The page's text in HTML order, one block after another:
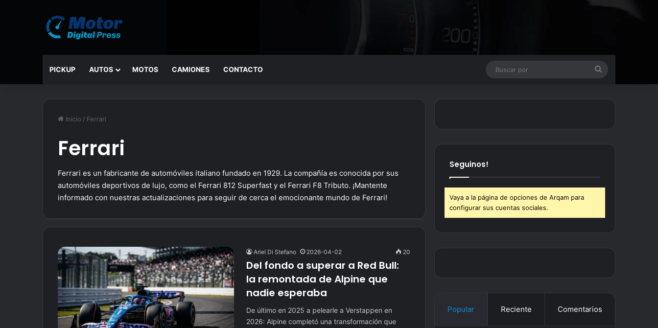
PICKUP AUTOS MOTOS CAMIONES CONTACTO
Inicio / Ferrari
Ferrari
Ferrari es un fabricante de automóviles italiano fundado en 1929. La compañía es conocida por sus
automóviles deportivos de lujo, como el Ferrari 812 Superfast y el Ferrari F8 Tributo. ¡Mantente
informado con nuestras actualizaciones para seguir de cerca el emocionante mundo de Ferrari!
Ariel Di Stefano 2026-04-02 20
Del fondo a superar a Red Bull:
la remontada de Alpine que
nadie esperaba
De último en 2025 a pelearle a Verstappen en
2026: Alpine completó una transformación que
Seguinos!
Vaya a la página de opciones de Arqam para
configurar sus cuentas sociales.
Popular Reciente Comentarios